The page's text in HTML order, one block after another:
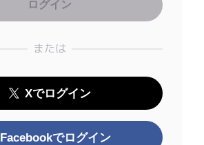
または
Xでログイン
Facebookでログイン